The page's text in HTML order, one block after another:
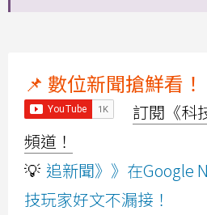
📌 數位新聞搶鮮看！
訂閱《科
頻道！
💡 追新聞》》在Google
技玩家好文不漏接！